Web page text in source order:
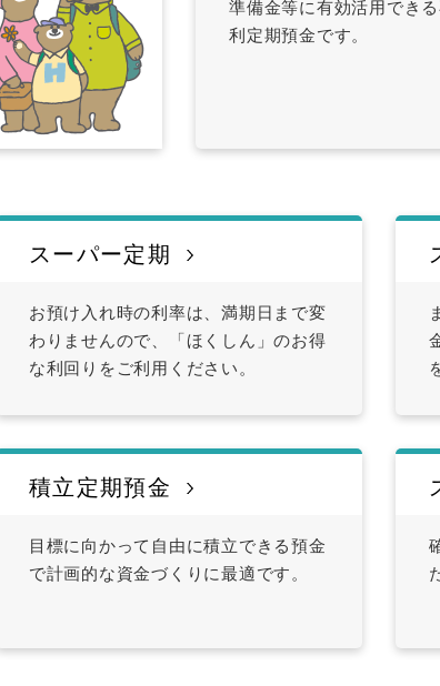
準備金等に有効活用でき
利定期預金です。
スーパー定期
お預け入れ時の利率は、満期日まで変
わりませんので、「ほくしん」のお得
な利回りをご利用ください。
積立定期預金
目標に向かって自由に積立できる預金
で計画的な資金づくりに最適です。